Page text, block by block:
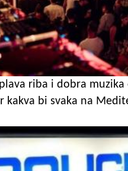
plava riba i dobra
kakva bi svaka na